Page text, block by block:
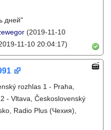
дней"
(2019-11-10
11-10 20:04:17)
rozhlas 1 - Praha,
- Vltava, Československý
Radio Plus (Чехия),